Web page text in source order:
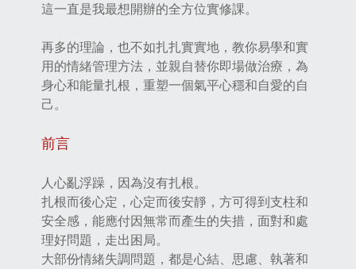
這一直是我最想開辦的全方位實修課。
再多的理論，也不如扎扎實實地，教你易學和實
用的情緒管理方法，並親自替你即場做治療，為
身心和能量扎根，重塑一個氣平心穩和自愛的自
己。
前言
人心亂浮躁，因為沒有扎根。
扎根而後心定，心定而後安靜，方可得到支柱和
安全感，能應付因無常而產生的失措，面對和處
理好問題，走出困局。
大部份情緒失調問題，都是心結、思慮、執著和